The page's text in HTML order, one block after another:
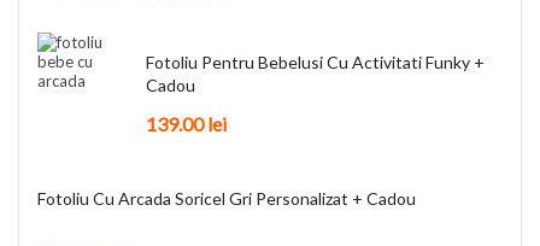
Fotoliu Pentru Bebelusi Cu Activitati Funky +
Cadou
139.00lei
Fotoliu Cu Arcada Soricel Gri Personalizat + Cadou